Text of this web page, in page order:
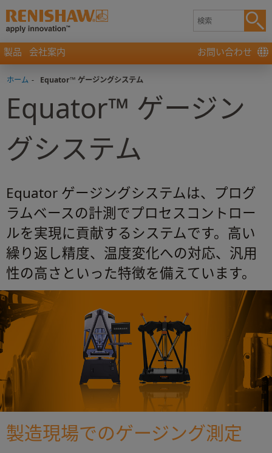
製品 会社案内 お問い合わせ
ホーム - Equator™ ゲージングシステム
Equator™ ゲージン
グシステム
Equator ゲージングシステムは、プログ
ラムベースの計測でプロセスコントロー
ルを実現に貢献するシステムです。高い
繰り返し精度、温度変化への対応、汎用
性の高さといった特徴を備えています。
製造現場でのゲージング測定